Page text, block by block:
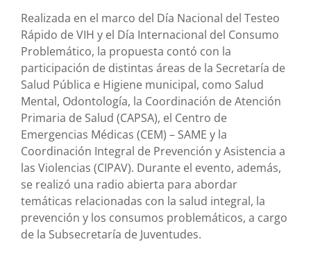
Realizada en el marco del Día Nacional del Testeo
Rápido de VIH y el Día Internacional del Consumo
Problemático, la propuesta contó con la
participación de distintas áreas de la Secretaría de
Salud Pública e Higiene municipal, como Salud
Mental, Odontología, la Coordinación de Atención
Primaria de Salud (CAPSA), el Centro de
Emergencias Médicas (CEM) – SAME y la
Coordinación Integral de Prevención y Asistencia a
las Violencias (CIPAV). Durante el evento, además,
se realizó una radio abierta para abordar
temáticas relacionadas con la salud integral, la
prevención y los consumos problemáticos, a cargo
de la Subsecretaría de Juventudes.